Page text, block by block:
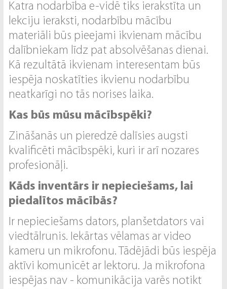
Katra nodarbība e-vidē tiks ierakstīta un
lekciju ieraksti, nodarbību mācību
materiāli būs pieejami ikvienam mācību
dalībniekam līdz pat absolvēšanas dienai.
Kā rezultātā ikvienam interesentam būs
iespēja noskatīties ikvienu nodarbību
neatkarīgi no tās norises laika.
Kas būs mūsu mācībspēki?
Zināšanās un pieredzē dalīsies augsti
kvalificēti mācībspēki, kuri ir arī nozares
profesionāļi.
Kāds inventārs ir nepieciešams, lai
piedalītos mācībās?
Ir nepieciešams dators, planšetdators vai
viedtālrunis. Iekārtas vēlamas ar video
kameru un mikrofonu. Tādējādi būs iespēja
aktīvi komunicēt ar lektoru. Ja mikrofona
iespējas nav - komunikācija varēs notikt